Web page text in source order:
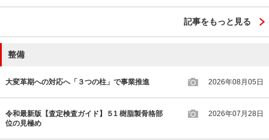
記事をもっと見る
整備
大変革期への対応へ「３つの柱」で事業推進 2026年08月05日
令和最新版【査定検査ガイド】５1 樹脂製骨格部
位の見極め
2026年07月28日